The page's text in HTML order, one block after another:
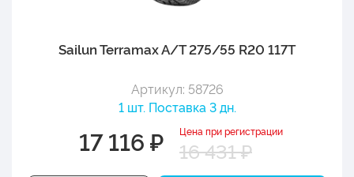
Sailun Terramax A/T 275/55 R20 117T
Артикул: 58726
1 шт. Поставка 3 дн.
17 116 ₽ Цена при регистрации
16 431 ₽